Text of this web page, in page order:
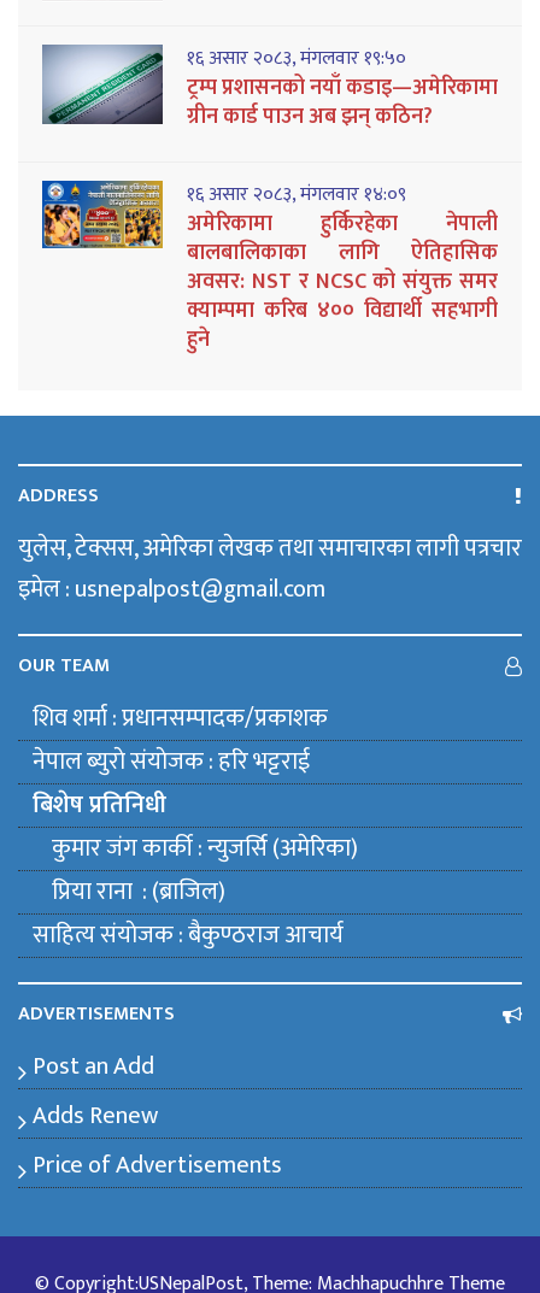
१६ असार २०८३, मंगलवार १९:५०
ट्रम्प प्रशासनको नयाँ कडाइ—अमेरिकामा
ग्रीन कार्ड पाउन अब झन् कठिन?
१६ असार २०८३, मंगलवार १४:०९
अमेरिकामा हुर्किरहेका नेपाली
बालबालिकाका लागि ऐतिहासिक
अवसर: NST र NCSC को संयुक्त समर
क्याम्पमा करिब ४०० विद्यार्थी सहभागी
हुने
ADDRESS
युलेस, टेक्सस, अमेरिका लेखक तथा समाचारका लागी पत्रचार
इमेल : usnepalpost@gmail.com
OUR TEAM
शिव शर्मा : प्रधानसम्पादक/प्रकाशक
नेपाल ब्युराे संयाेजक : हरि भट्टराई
बिशेष प्रतिनिधी
कुमार जंग कार्की : न्युजर्सि (अमेरिका)
प्रिया राना : (ब्राजिल)
साहित्य संयाेजक : बैकुण्ठराज आचार्य
ADVERTISEMENTS
Post an Add
Adds Renew
Price of Advertisements
© Copyright:USNepalPost, Theme: Machhapuchhre Theme